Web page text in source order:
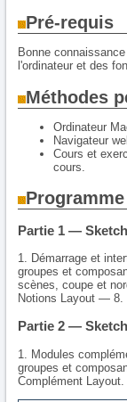
Pré-requis
Bonne
l'ordinateur et des
Méthodes
Ordinateur
Navigateur
Cours et
cours.
Partie 1 —
1. Démarrage et
groupes et
scènes, coupe et
Notions Layout — 8.
Partie 2 —
1. Modules
groupes et
Complément Layout.